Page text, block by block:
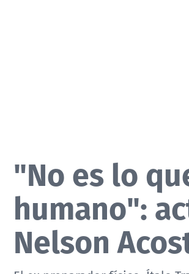
"No es lo
humano":
Nelson